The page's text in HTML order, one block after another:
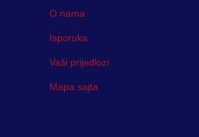
O nama
Isporuka
Vaši prijedlozi
Mapa sajta